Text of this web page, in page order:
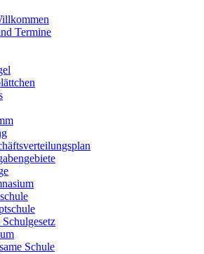
Termine
Schulgesetz
Schule